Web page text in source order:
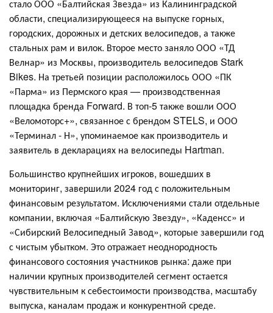
стало ООО «Балтийская Звезда» из Калининградской
области, специализирующееся на выпуске горных,
городских, дорожных и детских велосипедов, а также
стальных рам и вилок. Второе место заняло ООО «ТД
Велнар» из Москвы, производитель велосипедов Stark
Bikes. На третьей позиции расположилось ООО «ПК
«Парма» из Пермского края — производственная
площадка бренда Forward. В топ-5 также вошли ООО
«Веломоторс+», связанное с брендом STELS, и ООО
«Терминал - Н», упоминаемое как производитель и
заявитель в декларациях на велосипеды Hartman.
Большинство крупнейших игроков, вошедших в
мониторинг, завершили 2024 год с положительным
финансовым результатом. Исключениями стали отдельные
компании, включая «Балтийскую Звезду», «Каденсс» и
«Сибирский Велосипедный Завод», которые завершили год
с чистым убытком. Это отражает неоднородность
финансового состояния участников рынка: даже при
наличии крупных производителей сегмент остается
чувствительным к себестоимости производства, масштабу
выпуска, каналам продаж и конкурентной среде.